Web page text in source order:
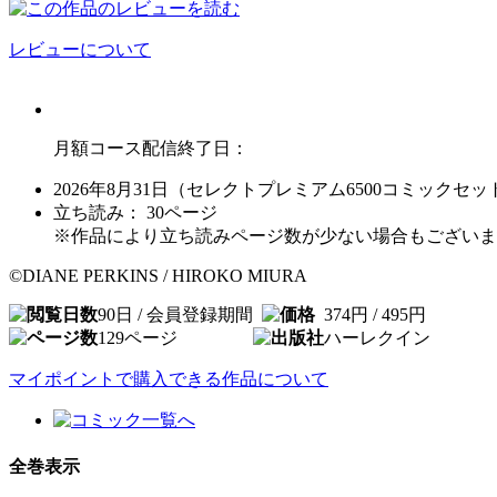
レビューについて
月額コース配信終了日：
2026年8月31日（セレクトプレミアム6500コミックセッ
立ち読み： 30ページ
※作品により立ち読みページ数が少ない場合もございま
©DIANE PERKINS / HIROKO MIURA
90日 / 会員登録期間
374円 / 495円
129ページ ハーレクイン
マイポイントで購入できる作品について
全巻表示